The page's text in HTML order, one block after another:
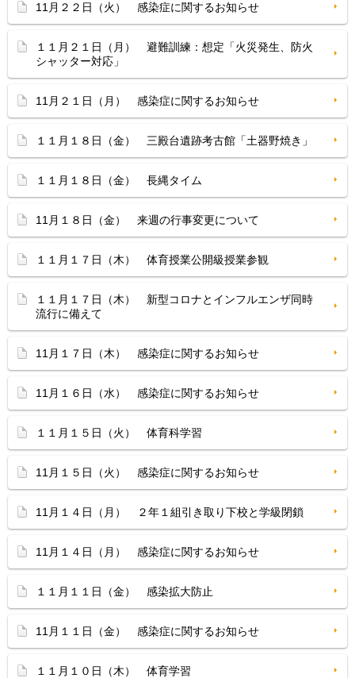
11月２２日（火） 感染症に関するお知らせ
１１月２１日（月） 避難訓練：想定「火災発生、防火
シャッター対応」
11月２１日（月） 感染症に関するお知らせ
１１月１８日（金） 三殿台遺跡考古館「土器野焼き」
１１月１８日（金） 長縄タイム
11月１８日（金） 来週の行事変更について
１１月１７日（木） 体育授業公開級授業参観
１１月１７日（木） 新型コロナとインフルエンザ同時
流行に備えて
11月１７日（木） 感染症に関するお知らせ
11月１６日（水） 感染症に関するお知らせ
１１月１５日（火） 体育科学習
11月１５日（火） 感染症に関するお知らせ
11月１４日（月） ２年１組引き取り下校と学級閉鎖
11月１４日（月） 感染症に関するお知らせ
１１月１１日（金） 感染拡大防止
11月１１日（金） 感染症に関するお知らせ
１１月１０日（木） 体育学習